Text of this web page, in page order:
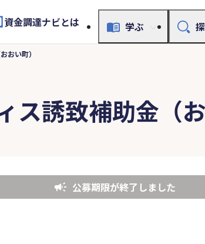
資金調達ナビとは 学ぶ
おい町）
ス誘致補助金（お
公募期限が終了しました